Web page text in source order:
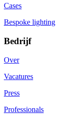
Cases
Bespoke lighting
Bedrijf
Over
Vacatures
Press
Professionals